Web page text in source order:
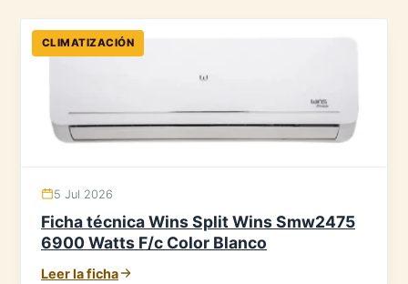
CLIMATIZACIÓN
5 Jul 2026
Ficha técnica Wins Split Wins Smw2475
6900 Watts F/c Color Blanco
Leer la ficha